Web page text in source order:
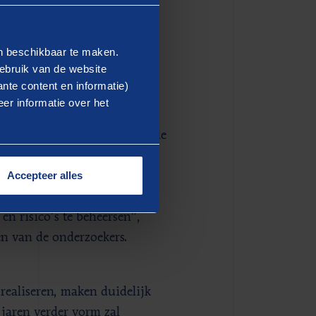
beschikbaar te maken.
van de website
content en informatie)
informatie over het
Accepteer alles
van
uitgevoerd.
agenda
sprake is van de bekende
manieren aan
slaat tussen
doel is de praktijk van
risico’s te beheersen”,
van de onderzoekers.
maken duidelijk
verder vorm zal